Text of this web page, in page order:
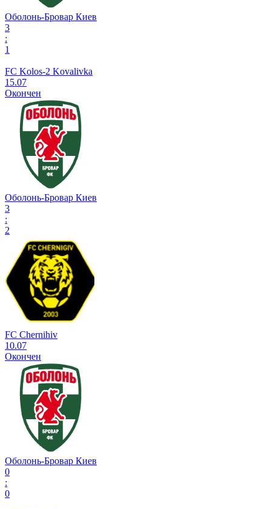
Оболонь-Бровар Киев
3
:
1
FC Kolos-2 Kovalivka
15.07
Окончен
Оболонь-Бровар Киев
3
:
2
FC Chernihiv
10.07
Окончен
Оболонь-Бровар Киев
0
:
0